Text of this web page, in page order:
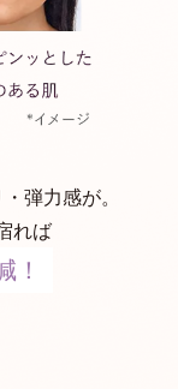
弾力感が。
れば
！